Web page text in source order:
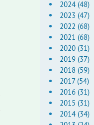
2024 (48)
2023 (47)
2022 (68)
2021 (68)
2020 (31)
2019 (37)
2018 (59)
2017 (54)
2016 (31)
2015 (31)
2014 (34)